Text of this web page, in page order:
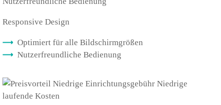
Responsive Design
Optimiert für alle Bildschirmgrößen
Nutzerfreundliche Bedienung